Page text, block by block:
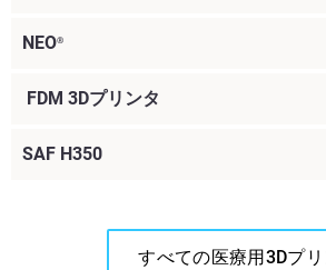
NEO®
​ FDM 3Dプリンタ
SAF H350
すべての医療用3Dプリ